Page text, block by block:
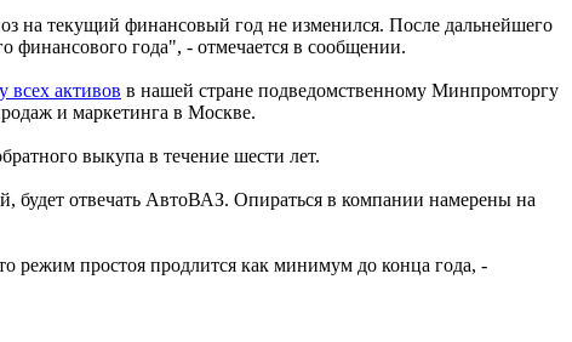
на текущий финансовый год не изменился. После дальнейшего
финансового года", - отмечается в сообщении.
всех активов в нашей стране подведомственному Минпромторгу
и маркетинга в Москве.
выкупа в течение шести лет.
будет отвечать АвтоВАЗ. Опираться в компании намерены на
режим простоя продлится как минимум до конца года, -